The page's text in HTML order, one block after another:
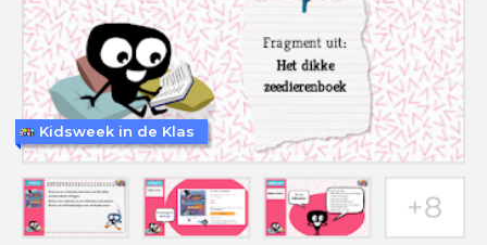
Kidsweek in de Klas